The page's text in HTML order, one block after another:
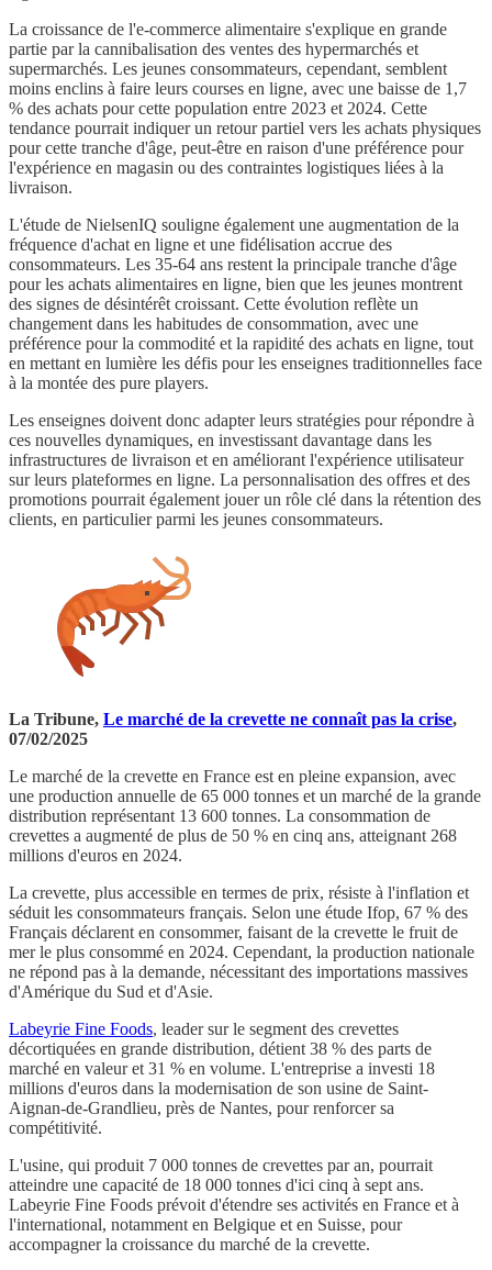
La croissance de l'e-commerce alimentaire s'explique en grande
partie par la cannibalisation des ventes des hypermarchés et
supermarchés. Les jeunes consommateurs, cependant, semblent
moins enclins à faire leurs courses en ligne, avec une baisse de 1,7
% des achats pour cette population entre 2023 et 2024. Cette
tendance pourrait indiquer un retour partiel vers les achats physiques
pour cette tranche d'âge, peut-être en raison d'une préférence pour
l'expérience en magasin ou des contraintes logistiques liées à la
livraison.
L'étude de NielsenIQ souligne également une augmentation de la
fréquence d'achat en ligne et une fidélisation accrue des
consommateurs. Les 35-64 ans restent la principale tranche d'âge
pour les achats alimentaires en ligne, bien que les jeunes montrent
des signes de désintérêt croissant. Cette évolution reflète un
changement dans les habitudes de consommation, avec une
préférence pour la commodité et la rapidité des achats en ligne, tout
en mettant en lumière les défis pour les enseignes traditionnelles face
à la montée des pure players.
Les enseignes doivent donc adapter leurs stratégies pour répondre à
ces nouvelles dynamiques, en investissant davantage dans les
infrastructures de livraison et en améliorant l'expérience utilisateur
sur leurs plateformes en ligne. La personnalisation des offres et des
promotions pourrait également jouer un rôle clé dans la rétention des
clients, en particulier parmi les jeunes consommateurs.
La Tribune, Le marché de la crevette ne connaît pas la crise,
07/02/2025
Le marché de la crevette en France est en pleine expansion, avec
une production annuelle de 65 000 tonnes et un marché de la grande
distribution représentant 13 600 tonnes. La consommation de
crevettes a augmenté de plus de 50 % en cinq ans, atteignant 268
millions d'euros en 2024.
La crevette, plus accessible en termes de prix, résiste à l'inflation et
séduit les consommateurs français. Selon une étude Ifop, 67 % des
Français déclarent en consommer, faisant de la crevette le fruit de
mer le plus consommé en 2024. Cependant, la production nationale
ne répond pas à la demande, nécessitant des importations massives
d'Amérique du Sud et d'Asie.
Labeyrie Fine Foods, leader sur le segment des crevettes
décortiquées en grande distribution, détient 38 % des parts de
marché en valeur et 31 % en volume. L'entreprise a investi 18
millions d'euros dans la modernisation de son usine de Saint-
Aignan-de-Grandlieu, près de Nantes, pour renforcer sa
compétitivité.
L'usine, qui produit 7 000 tonnes de crevettes par an, pourrait
atteindre une capacité de 18 000 tonnes d'ici cinq à sept ans.
Labeyrie Fine Foods prévoit d'étendre ses activités en France et à
l'international, notamment en Belgique et en Suisse, pour
accompagner la croissance du marché de la crevette.